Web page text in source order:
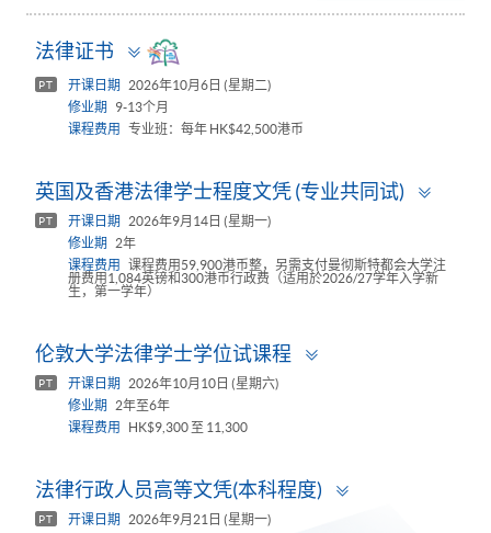
法律证书
Toggle
panel
PT 开课日期
2026年10月6日 (星期二)
修业期
9-13个月
课程费用
专业班：每年 HK$42,500港币
英国及香港法律学士程度文凭 (专业共同试)
PT 开课日期
2026年9月14日 (星期一)
修业期
2年
课程费用
课程费用59,900港币整，另需支付曼彻斯特都会大学注
册费用1,084英镑和300港币行政费（适用於2026/27学年入学新
生，第一学年）
伦敦大学法律学士学位试课程
PT 开课日期
2026年10月10日 (星期六)
修业期
2年至6年
课程费用
HK$9,300 至 11,300
法律行政人员高等文凭(本科程度)
PT 开课日期
2026年9月21日 (星期一)